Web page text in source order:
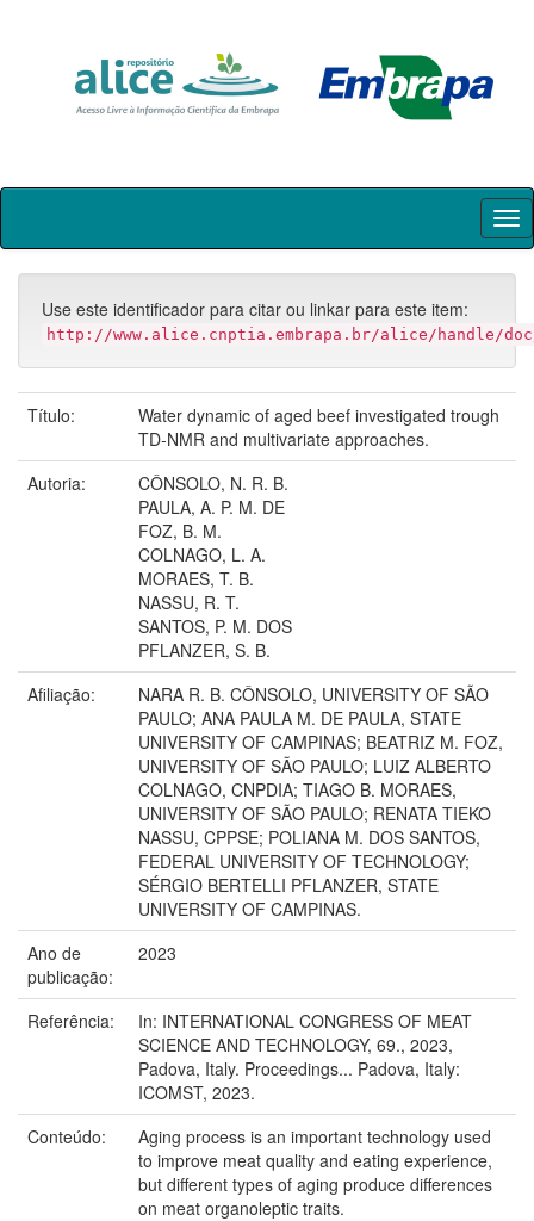
Skip
Use este identificador para citar ou linkar para este item:
http://www.alice.cnptia.embrapa.br/alice/handle/doc/
Título:
Water dynamic of aged beef investigated trough
TD-NMR and multivariate approaches.
Autoria:
CÔNSOLO, N. R. B.
PAULA, A. P. M. DE
FOZ, B. M.
COLNAGO, L. A.
MORAES, T. B.
NASSU, R. T.
SANTOS, P. M. DOS
PFLANZER, S. B.
Afiliação:
NARA R. B. CÔNSOLO, UNIVERSITY OF SÃO
PAULO; ANA PAULA M. DE PAULA, STATE
UNIVERSITY OF CAMPINAS; BEATRIZ M. FOZ,
UNIVERSITY OF SÃO PAULO; LUIZ ALBERTO
COLNAGO, CNPDIA; TIAGO B. MORAES,
UNIVERSITY OF SÃO PAULO; RENATA TIEKO
NASSU, CPPSE; POLIANA M. DOS SANTOS,
FEDERAL UNIVERSITY OF TECHNOLOGY;
SÉRGIO BERTELLI PFLANZER, STATE
UNIVERSITY OF CAMPINAS.
Ano de
publicação:
2023
Referência:
In: INTERNATIONAL CONGRESS OF MEAT
SCIENCE AND TECHNOLOGY, 69., 2023,
Padova, Italy. Proceedings... Padova, Italy:
ICOMST, 2023.
Conteúdo:
Aging process is an important technology used
to improve meat quality and eating experience,
but different types of aging produce differences
on meat organoleptic traits.